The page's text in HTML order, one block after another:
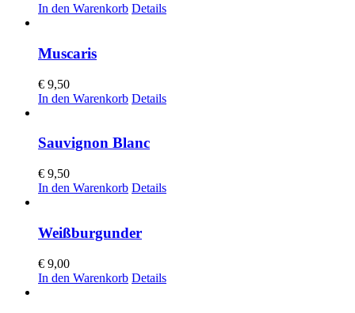
In den Warenkorb Details
Muscaris
€ 9,50
In den Warenkorb Details
Sauvignon Blanc
€ 9,50
In den Warenkorb Details
Weißburgunder
€ 9,00
In den Warenkorb Details